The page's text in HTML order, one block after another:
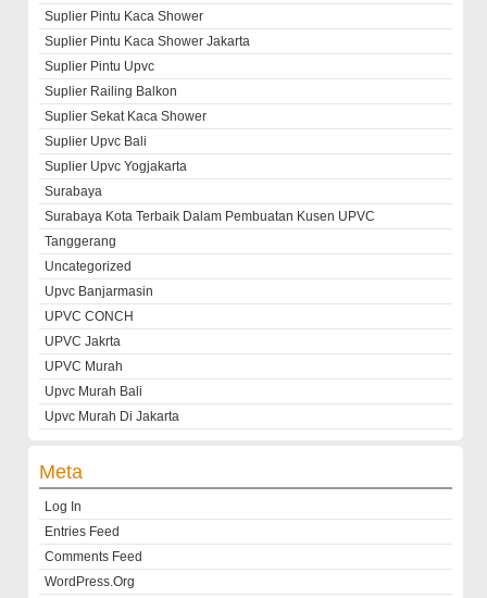
Suplier Pintu Kaca Shower
Suplier Pintu Kaca Shower Jakarta
Suplier Pintu Upvc
Suplier Railing Balkon
Suplier Sekat Kaca Shower
Suplier Upvc Bali
Suplier Upvc Yogjakarta
Surabaya
Surabaya Kota Terbaik Dalam Pembuatan Kusen UPVC
Tanggerang
Uncategorized
Upvc Banjarmasin
UPVC CONCH
UPVC Jakrta
UPVC Murah
Upvc Murah Bali
Upvc Murah Di Jakarta
Meta
Log In
Entries Feed
Comments Feed
WordPress.org